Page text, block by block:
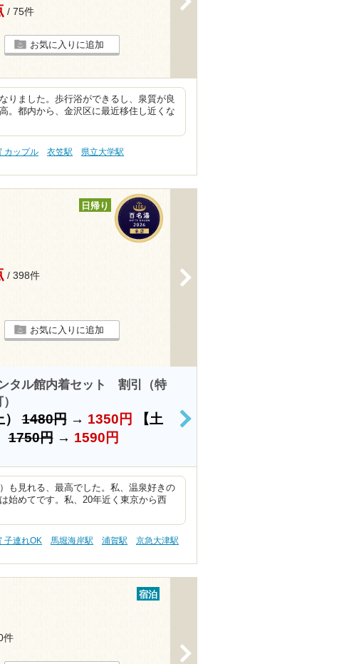
/ 75件
お気に入りに追加
りました。歩行浴ができるし、泉質が良
。都内から、金沢区に最近移住し近くな
カップル 衣笠駅
県立大学駅
日帰り
/ 398件
お気に入りに追加
タル館内着セット 割引（特
）1480円→ 1350円
【土
1750円→ 1590円
>
も見れる、最高でした。私、温泉好きの
始めてです。私、20年近く東京から西
子連れOK 馬堀海岸駅 浦賀駅
京急大津駅
宿泊
件